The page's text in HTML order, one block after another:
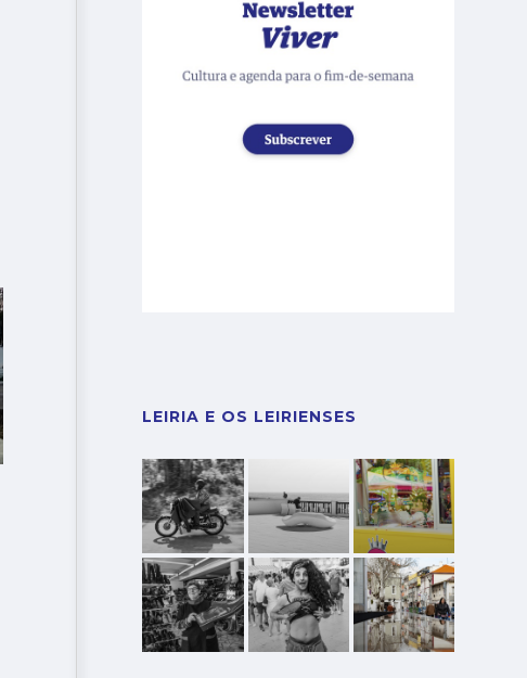
LEIRIA E OS LEIRIENSES